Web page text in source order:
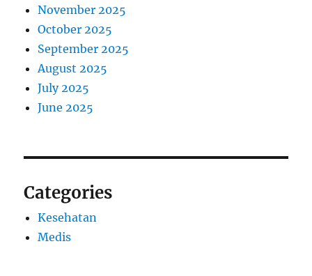
November 2025
October 2025
September 2025
August 2025
July 2025
June 2025
Categories
Kesehatan
Medis